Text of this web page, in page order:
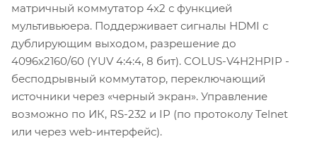
матричный коммутатор 4х2 с функцией
мультивьюера. Поддерживает сигналы HDMI с
дублирующим выходом, разрешение до
4096x2160/60 (YUV 4:4:4, 8 бит). COLUS-V4H2HPIP -
бесподрывный коммутатор, переключающий
источники через «черный экран». Управление
возможно по ИК, RS-232 и IP (по протоколу Telnet
или через web-интерфейс).